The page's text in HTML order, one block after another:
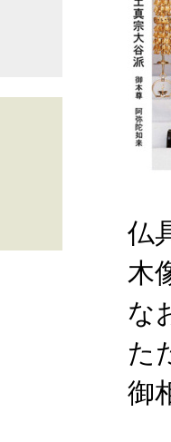
仏
木
な
た
御